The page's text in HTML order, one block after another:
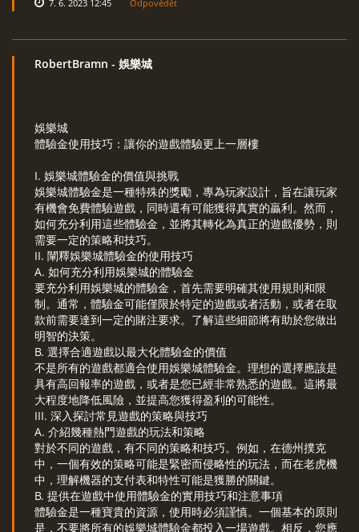
7. 6. 2023 12:45 Odpovědět
RobertBramn - 娛樂城
娛樂城
體驗金使用技巧：讓你的遊戲體驗更上一層樓
I. 娛樂城體驗金的價值與挑戰
娛樂城體驗金是一種特殊的獎勵，專為玩家設計，旨在讓玩家
有機會免費體驗遊戲，同時還有可能獲得真實的贏利。然而，
如何充分利用這些體驗金，並將其轉化為真正的遊戲優勢，則
需要一定的策略和技巧。
II. 闡釋娛樂城體驗金的使用技巧
A. 如何充分利用娛樂城的體驗金
要充分利用娛樂城的體驗金，首先需要明確其使用規則和限
制。通常，體驗金可能僅限於特定的遊戲或者活動，或者在取
款前需要達到一定的賭注要求。了解這些細節將有助於您做出
明智的決策。
B. 選擇合適遊戲以最大化體驗金的價值
不是所有的遊戲都適合使用娛樂城體驗金。理想的選擇應該是
具有高回報率的遊戲，或者是您已經非常熟悉的遊戲。這將最
大程度地降低風險，並提高您獲得盈利的可能性。
III. 深入探討常見遊戲的策略與技巧
A. 介紹幾種熱門遊戲的玩法和策略
對於不同的遊戲，有不同的策略和技巧。例如，在德州撲克
中，一個有效的策略可能是緊密而侵略性的玩法，而在老虎機
中，理解機器的支付表和特性可能是獲勝的關鍵。
B. 提供在遊戲中使用體驗金的實用技巧和注意事項
體驗金是一種寶貴的資源，使用時必須謹慎。一個基本的原則
是，不要將所有的娛樂城體驗金都投入一場遊戲。相反，您應